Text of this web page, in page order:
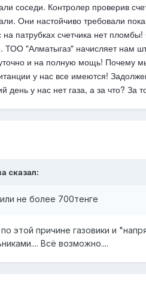
соседи. Контролер проверив
Они настойчиво требовали
патрубках счетчика нет
ТОО "Алматыгаз" начисляет нам
и на полную мощь!
у нас все имеются!
у нас нет газа, а за что? За
сказал:
не более 700тенге
этой причине газовики и
Всё возможно....